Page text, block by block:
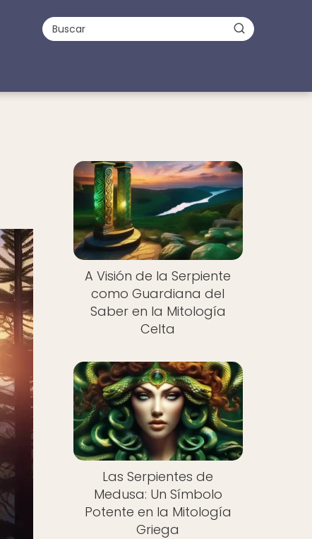
A Visión de la Serpiente
como Guardiana del
Saber en la Mitología
Celta
Las Serpientes de
Medusa: Un Símbolo
Potente en la Mitología
Griega